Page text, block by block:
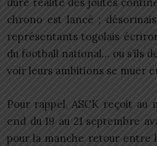
chrono est lancé ;
représentants togolais
du football national… ou s’ils
voir leurs ambitions se muer
Pour rappel, ASCK reçoit
end du 19 au 21 septembre
pour la manche retour entre